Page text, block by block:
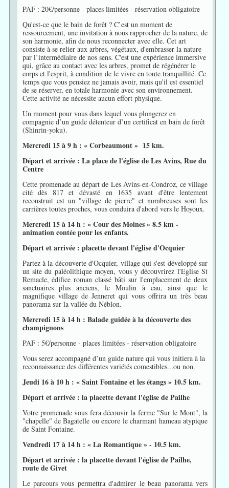
PAF : 20€/personne - places limitées - réservation obligatoire
Qu'est-ce que le bain de forêt ? C’est un moment de
ressourcement, une invitation à nous rapprocher de la nature, de
son harmonie, afin de nous reconnecter avec elle. Cet art
consiste à se relier aux arbres, végétaux, d'embrasser la nature
par l’intermédiaire de nos sens. C'est une expérience immersive
qui, grâce au contact avec les arbres, promet de régénérer le
corps et l'esprit, à condition de le vivre en toute tranquillité. Ce
temps que vous pensiez ne jamais avoir, mais qu'il est essentiel
de se réserver, en totale harmonie avec son environnement.
Cette activité ne nécessite aucun effort physique.
Un moment pour vous dans lequel vous plongerez en
compagnie d’un guide détenteur d’un certificat en bain de forêt
(Shinrin-yoku).
Mercredi 15 à 9 h : « Corbeaumont » 15 km.
Départ et arrivée : La place de l'église de Les Avins, Rue du
Centre
Cette promenade au départ de Les Avins-en-Condroz, ce village
cité dès 817 et dévasté en 1635 avant d'être lentement
reconstruit est un "village de pierre" et nombreuses sont les
carrières toutes proches, vous conduira d'abord vers le Hoyoux.
Mercredi 15 à 14 h : « Cour des Moines » 8.5 km -
animation contée pour les enfants.
Départ et arrivée : placette devant l'église d'Ocquier
Partez à la découverte d'Ocquier, village qui s'est développé sur
un site du paléolithique moyen, vous y découvrirez l'Eglise St
Remacle, édifice roman classé bâti sur l'emplacement de deux
sanctuaires plus anciens, le Moulin à eau, ainsi que le
magnifique village de Jenneret qui vous offrira un très beau
panorama sur la vallée du Néblon.
Mercredi 15 à 14 h : Balade guidée à la découverte des
champignons
PAF : 5€/personne - places limitées - réservation obligatoire
Vous serez accompagné d’un guide nature qui vous initiera à la
reconnaissance des différentes variétés comestibles...ou non.
Jeudi 16 à 10 h : « Saint Fontaine et les étangs » 10.5 km.
Départ et arrivée : la placette devant l'église de Pailhe
Votre promenade vous fera découvir la ferme "Sur le Mont", la
"chapelle" de Bagatelle ou encore le charmant hameau atypique
de Saint Fontaine.
Vendredi 17 à 14 h : « La Romantique » - 10.5 km.
Départ et arrivée : la placette devant l'église de Pailhe,
route de Givet
Le parcours vous permettra d'admirer le beau panorama vers